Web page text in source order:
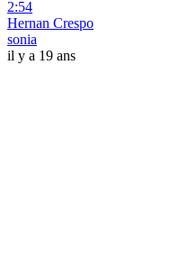
2:54
Hernan Crespo
sonia
il y a 19 ans